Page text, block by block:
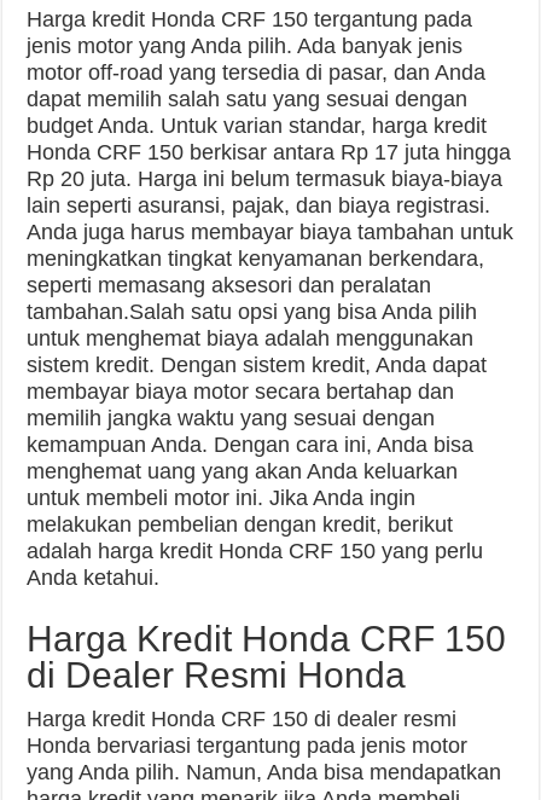
Harga kredit Honda CRF 150 tergantung pada
jenis motor yang Anda pilih. Ada banyak jenis
motor off-road yang tersedia di pasar, dan Anda
dapat memilih salah satu yang sesuai dengan
budget Anda. Untuk varian standar, harga kredit
Honda CRF 150 berkisar antara Rp 17 juta hingga
Rp 20 juta. Harga ini belum termasuk biaya-biaya
lain seperti asuransi, pajak, dan biaya registrasi.
Anda juga harus membayar biaya tambahan untuk
meningkatkan tingkat kenyamanan berkendara,
seperti memasang aksesori dan peralatan
tambahan.Salah satu opsi yang bisa Anda pilih
untuk menghemat biaya adalah menggunakan
sistem kredit. Dengan sistem kredit, Anda dapat
membayar biaya motor secara bertahap dan
memilih jangka waktu yang sesuai dengan
kemampuan Anda. Dengan cara ini, Anda bisa
menghemat uang yang akan Anda keluarkan
untuk membeli motor ini. Jika Anda ingin
melakukan pembelian dengan kredit, berikut
adalah harga kredit Honda CRF 150 yang perlu
Anda ketahui.
Harga Kredit Honda CRF 150
di Dealer Resmi Honda
Harga kredit Honda CRF 150 di dealer resmi
Honda bervariasi tergantung pada jenis motor
yang Anda pilih. Namun, Anda bisa mendapatkan